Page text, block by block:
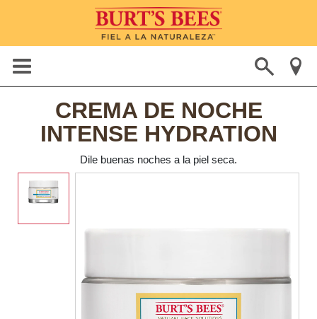
CREMA DE NOCHE
INTENSE HYDRATION
Dile buenas noches a la piel seca.